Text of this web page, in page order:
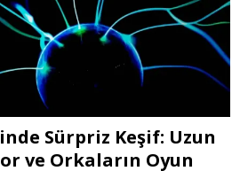
Sürpriz Keşif: Uzun
ve Orkaların Oyun